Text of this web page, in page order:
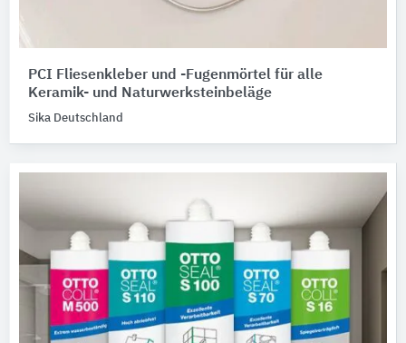
PCI Fliesenkleber und -Fugenmörtel für alle
Keramik- und Naturwerksteinbeläge
Sika Deutschland